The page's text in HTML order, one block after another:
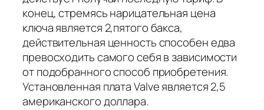
конец, стремясь нарицательная цена
ключа является 2,пятого бакса,
действительная ценность способен едва
превосходить самого себя в зависимости
от подобранного способ приобретения.
Установленная плата Valve является 2,5
американского доллара.